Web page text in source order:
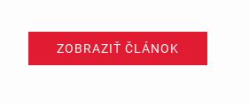
ZOBRAZIŤ ČLÁNOK